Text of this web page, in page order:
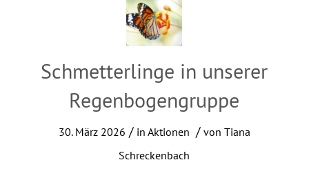
Schmetterlinge in unserer
Regenbogengruppe
30. März 2026 / in Aktionen / von Tiana
Schreckenbach